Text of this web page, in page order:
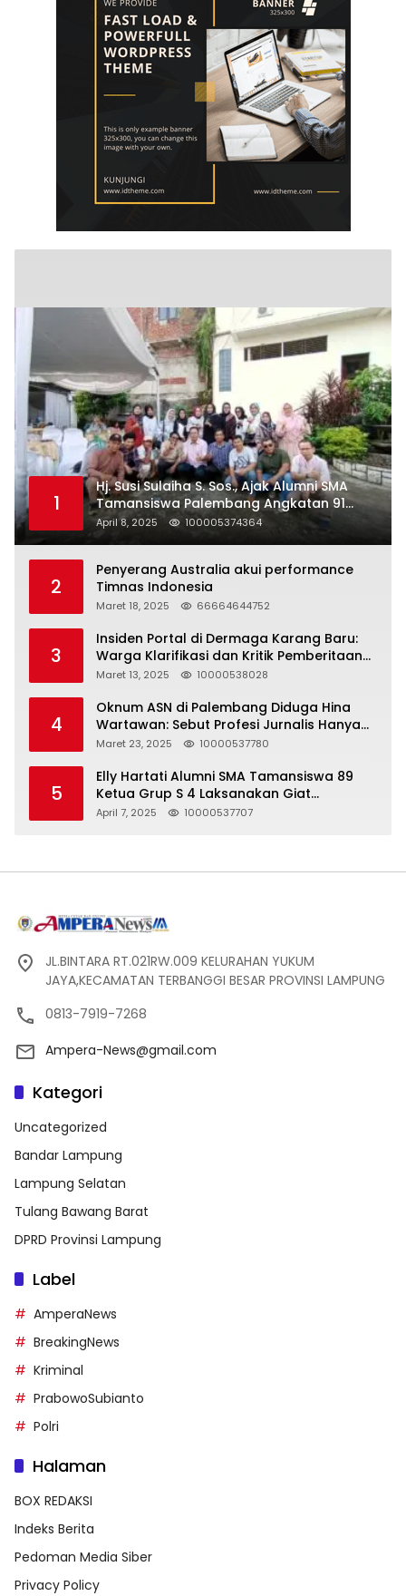
1
Hj. Susi Sulaiha S. Sos., Ajak Alumni SMA
Tamansiswa Palembang Angkatan 91
Halal Bihalal
April 8, 2025 100005374364
2
Penyerang Australia akui performance
Timnas Indonesia
Maret 18, 2025 66664644752
3
Insiden Portal di Dermaga Karang Baru:
Warga Klarifikasi dan Kritik Pemberitaan
yang Tidak Akurat
Maret 13, 2025 10000538028
4
Oknum ASN di Palembang Diduga Hina
Wartawan: Sebut Profesi Jurnalis Hanya
Seharga 2 Liter Bensin, Berujung Dugaan
Maret 23, 2025 10000537780
5
Elly Hartati Alumni SMA Tamansiswa 89
Ketua Grup S 4 Laksanakan Giat
Silaturahmi
April 7, 2025 10000537707
JL.BINTARA RT.021RW.009 KELURAHAN YUKUM
JAYA,KECAMATAN TERBANGGI BESAR PROVINSI LAMPUNG
0813-7919-7268
Ampera-News@gmail.com
Kategori
Uncategorized
Bandar Lampung
Lampung Selatan
Tulang Bawang Barat
DPRD Provinsi Lampung
Label
AmperaNews
BreakingNews
Kriminal
PrabowoSubianto
Polri
Halaman
BOX REDAKSI
Indeks Berita
Pedoman Media Siber
Privacy Policy